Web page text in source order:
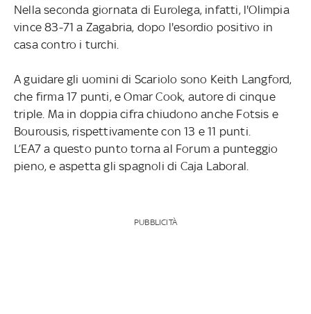
Nella seconda giornata di Eurolega, infatti, l'Olimpia
vince 83-71 a Zagabria, dopo l'esordio positivo in
casa contro i turchi.
A guidare gli uomini di Scariolo sono Keith Langford,
che firma 17 punti, e Omar Cook, autore di cinque
triple. Ma in doppia cifra chiudono anche Fotsis e
Bourousis, rispettivamente con 13 e 11 punti.
L’EA7 a questo punto torna al Forum a punteggio
pieno, e aspetta gli spagnoli di Caja Laboral.
PUBBLICITÀ